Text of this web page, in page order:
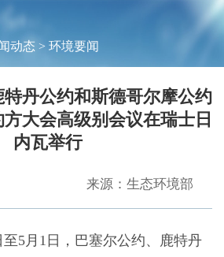
动态 > 环境要闻
丹公约和斯德哥尔摩公约
方大会高级别会议在瑞士日
内瓦举行
来源：生态环境部
5月1日，巴塞尔公约、鹿特丹